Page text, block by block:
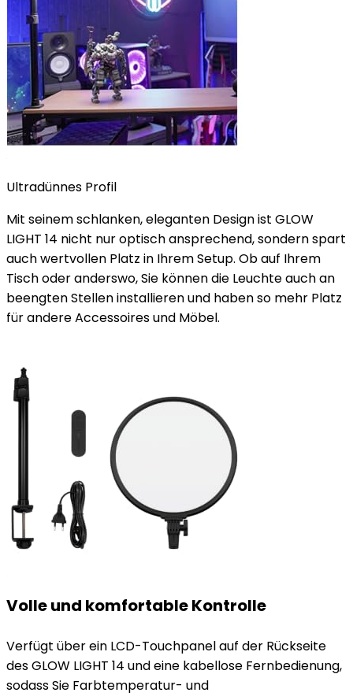
Ultradünnes Profil
Mit seinem schlanken, eleganten Design ist GLOW
LIGHT 14 nicht nur optisch ansprechend, sondern spart
auch wertvollen Platz in Ihrem Setup. Ob auf Ihrem
Tisch oder anderswo, Sie können die Leuchte auch an
beengten Stellen installieren und haben so mehr Platz
für andere Accessoires und Möbel.
Volle und komfortable Kontrolle
Verfügt über ein LCD-Touchpanel auf der Rückseite
des GLOW LIGHT 14 und eine kabellose Fernbedienung,
sodass Sie Farbtemperatur- und